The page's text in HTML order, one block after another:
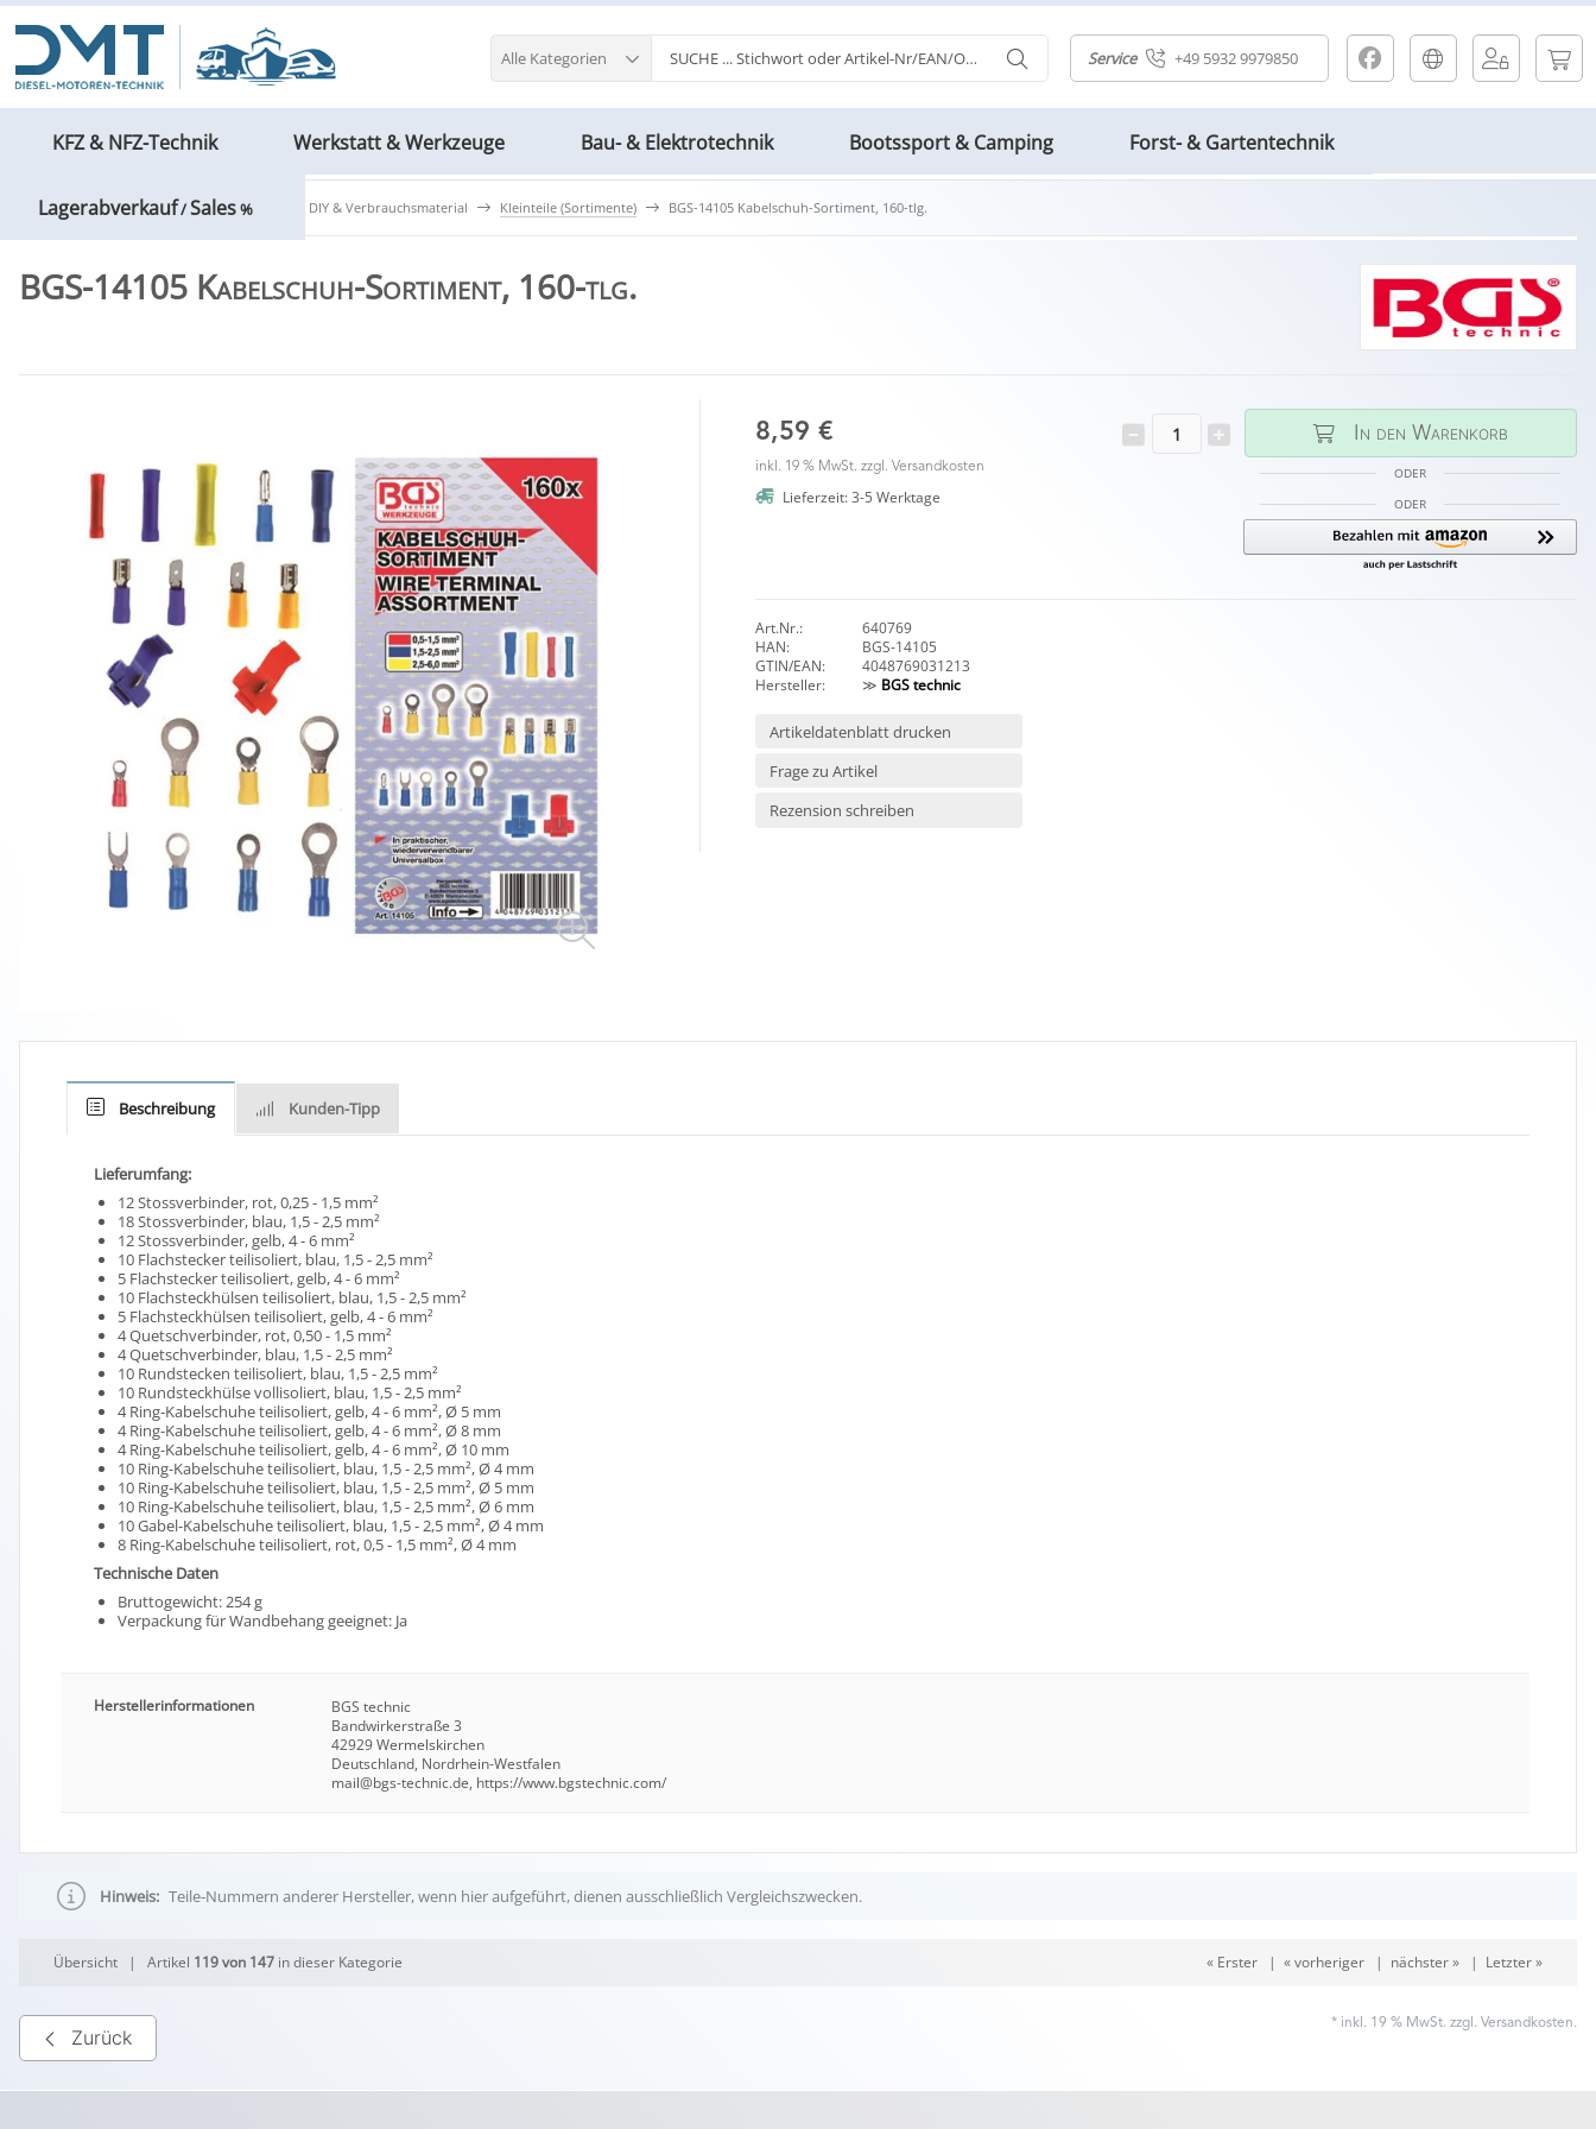
Service +49 5932 9979850
Alle Kategorien
KFZ & NFZ-Technik Werkstatt & Werkzeuge Bau- & Elektrotechnik Bootssport & Camping Forst- & Gartentechnik
Lagerabverkauf/Sales%
Werkstatt & Werkzeuge Haushalt, DIY & Verbrauchsmaterial Kleinteile (Sortimente) BGS-14105 Kabelschuh-Sortiment, 160-tlg.
BGS-14105 Kabelschuh-Sortiment, 160-tlg.
8,59 €
inkl. 19 % MwSt. zzgl. Versandkosten
Lieferzeit: 3-5 Werktage
In den Warenkorb
ODER
ODER
Art.Nr.:
640769
HAN:
BGS-14105
GTIN/EAN:
4048769031213
Hersteller:
≫ BGS technic
Artikeldatenblatt drucken
Frage zu Artikel
Rezension schreiben
Beschreibung Kunden-Tipp
Lieferumfang:
12 Stossverbinder, rot, 0,25 - 1,5 mm²
18 Stossverbinder, blau, 1,5 - 2,5 mm²
12 Stossverbinder, gelb, 4 - 6 mm²
10 Flachstecker teilisoliert, blau, 1,5 - 2,5 mm²
5 Flachstecker teilisoliert, gelb, 4 - 6 mm²
10 Flachsteckhülsen teilisoliert, blau, 1,5 - 2,5 mm²
5 Flachsteckhülsen teilisoliert, gelb, 4 - 6 mm²
4 Quetschverbinder, rot, 0,50 - 1,5 mm²
4 Quetschverbinder, blau, 1,5 - 2,5 mm²
10 Rundstecken teilisoliert, blau, 1,5 - 2,5 mm²
10 Rundsteckhülse vollisoliert, blau, 1,5 - 2,5 mm²
4 Ring-Kabelschuhe teilisoliert, gelb, 4 - 6 mm², Ø 5 mm
4 Ring-Kabelschuhe teilisoliert, gelb, 4 - 6 mm², Ø 8 mm
4 Ring-Kabelschuhe teilisoliert, gelb, 4 - 6 mm², Ø 10 mm
10 Ring-Kabelschuhe teilisoliert, blau, 1,5 - 2,5 mm², Ø 4 mm
10 Ring-Kabelschuhe teilisoliert, blau, 1,5 - 2,5 mm², Ø 5 mm
10 Ring-Kabelschuhe teilisoliert, blau, 1,5 - 2,5 mm², Ø 6 mm
10 Gabel-Kabelschuhe teilisoliert, blau, 1,5 - 2,5 mm², Ø 4 mm
8 Ring-Kabelschuhe teilisoliert, rot, 0,5 - 1,5 mm², Ø 4 mm
Technische Daten
Bruttogewicht: 254 g
Verpackung für Wandbehang geeignet: Ja
Herstellerinformationen
BGS technic
Bandwirkerstraße 3
42929 Wermelskirchen
Deutschland, Nordrhein-Westfalen
mail@bgs-technic.de, https://www.bgstechnic.com/
Hinweis: Teile-Nummern anderer Hersteller, wenn hier aufgeführt, dienen ausschließlich Vergleichszwecken.
Übersicht | Artikel 119 von 147 in dieser Kategorie « Erster| « vorheriger| nächster »| Letzter »
Zurück
* inkl. 19 % MwSt. zzgl. Versandkosten.